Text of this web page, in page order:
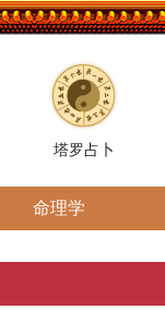
塔罗占卜
命理学